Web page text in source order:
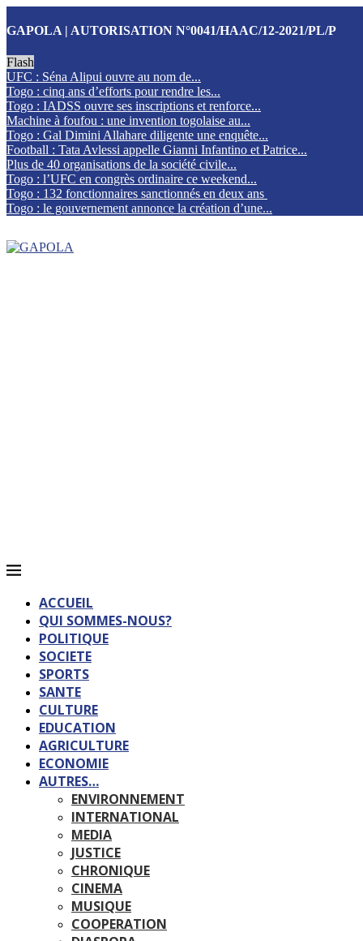
GAPOLA | AUTORISATION N°0041/HAAC/12-2021/PL/P
Flash
UFC : Séna Alipui ouvre au nom de...
Togo : cinq ans d’efforts pour rendre les...
Togo : IADSS ouvre ses inscriptions et renforce...
Machine à foufou : une invention togolaise au...
Togo : Gal Dimini Allahare diligente une enquête...
Football : Tata Avlessi appelle Gianni Infantino et Patrice...
Plus de 40 organisations de la société civile...
Togo : l’UFC en congrès ordinaire ce weekend...
Togo : 132 fonctionnaires sanctionnés en deux ans
Togo : le gouvernement annonce la création d’une...
ACCUEIL
QUI SOMMES-NOUS?
POLITIQUE
SOCIETE
SPORTS
SANTE
CULTURE
EDUCATION
AGRICULTURE
ECONOMIE
AUTRES…
ENVIRONNEMENT
INTERNATIONAL
MEDIA
JUSTICE
CHRONIQUE
CINEMA
MUSIQUE
COOPERATION